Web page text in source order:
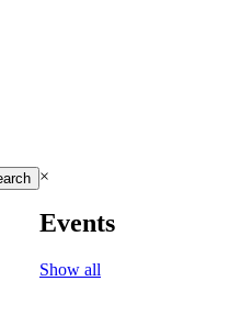
×
Events
Show all